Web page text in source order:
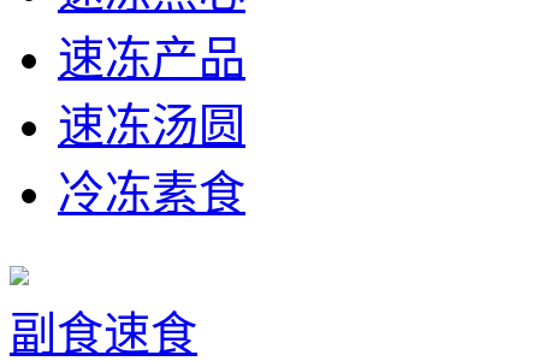
速冻产品
速冻汤圆
冷冻素食
副食速食